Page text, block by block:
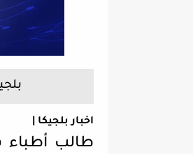
اخبار بلجيكا |
طالب أطباء